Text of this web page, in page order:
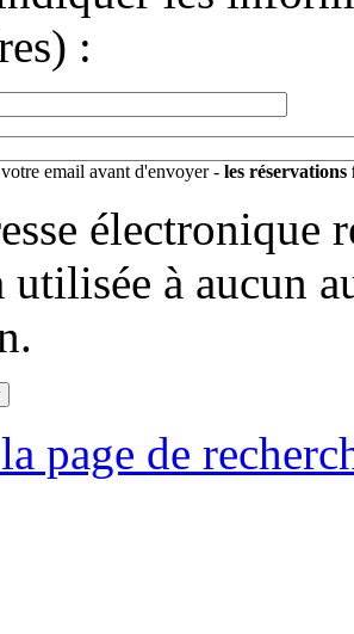
:
email avant d'envoyer - les réservations
électronique
utilisée à aucun
page de